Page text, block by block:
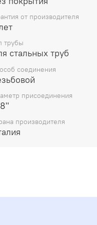
в дизайн и
от производителя
трубы
стальных труб
соединения
присоединения
производителя